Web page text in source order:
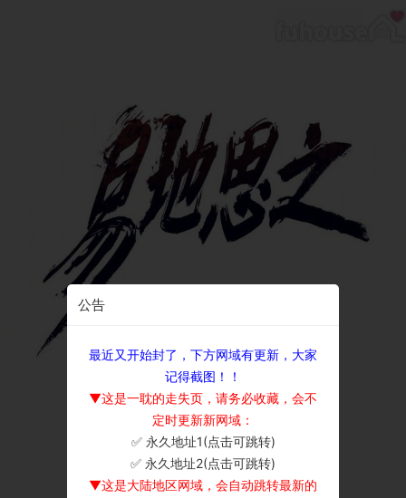
公告
最近又开始封了，下方网域有更新，大家
记得截图！！
▼这是一耽的走失页，请务必收藏，会不
定时更新新网域：
✅ 永久地址1(点击可跳转)
✅ 永久地址2(点击可跳转)
▼这是大陆地区网域，会自动跳转最新的